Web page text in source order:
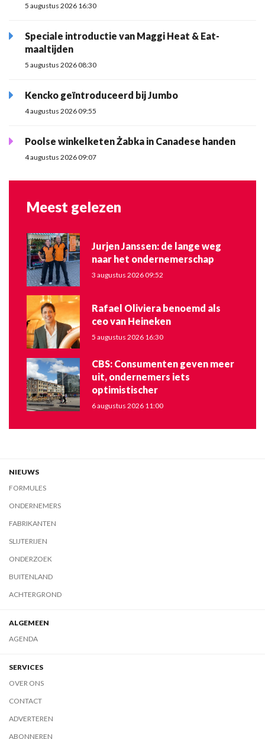
5 augustus 2026 16:30
Speciale introductie van Maggi Heat & Eat-
maaltijden
5 augustus 2026 08:30
Kencko geïntroduceerd bij Jumbo
4 augustus 2026 09:55
Poolse winkelketen Żabka in Canadese handen
4 augustus 2026 09:07
Meest gelezen
Jurjen Janssen: de lange weg
naar het ondernemerschap
3 augustus 2026 09:52
Rafael Oliviera benoemd als
ceo van Heineken
5 augustus 2026 16:30
CBS: Consumenten geven meer
uit, ondernemers iets
optimistischer
6 augustus 2026 11:00
NIEUWS
FORMULES
ONDERNEMERS
FABRIKANTEN
SLIJTERIJEN
ONDERZOEK
BUITENLAND
ACHTERGROND
ALGEMEEN
AGENDA
SERVICES
OVER ONS
CONTACT
ADVERTEREN
ABONNEREN